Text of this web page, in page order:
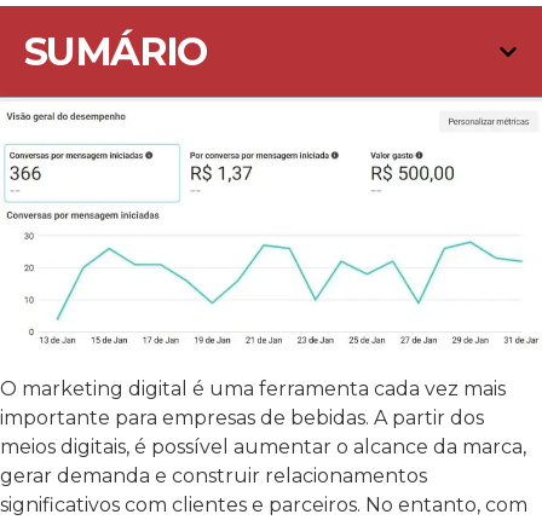
SUMÁRIO
O marketing digital é uma ferramenta cada vez mais
importante para empresas de bebidas. A partir dos
meios digitais, é possível aumentar o alcance da marca,
gerar demanda e construir relacionamentos
significativos com clientes e parceiros. No entanto, com